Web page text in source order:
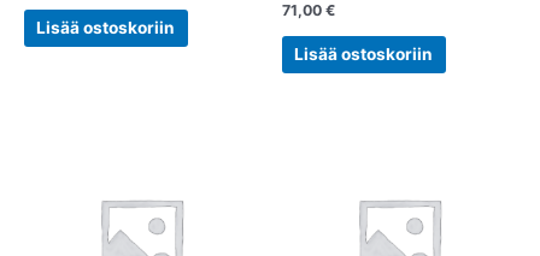
Lisää ostoskoriin
71,00 €
Lisää ostoskoriin